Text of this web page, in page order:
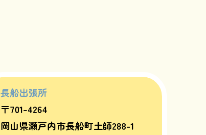
長船出張所
〒701-4264
岡山県瀬戸内市長船町土師288-1